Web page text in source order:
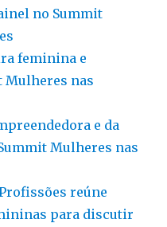
no Summit
feminina e
Mulheres nas
e da
Mulheres nas
reúne
para discutir